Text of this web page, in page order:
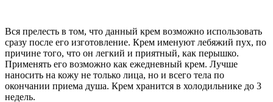
Вся прелесть в том, что данный крем возможно использовать
сразу после его изготовление. Крем именуют лебяжий пух, по
причине того, что он легкий и приятный, как перышко.
Применять его возможно как ежедневный крем. Лучше
наносить на кожу не только лица, но и всего тела по
окончании приема душа. Крем хранится в холодильнике до 3
недель.